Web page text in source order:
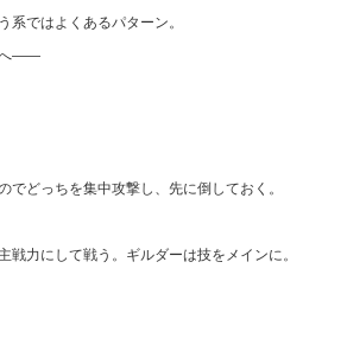
系ではよくあるパターン。
へ――
でどっちを集中攻撃し、先に倒しておく。
戦力にして戦う。ギルダーは技をメインに。